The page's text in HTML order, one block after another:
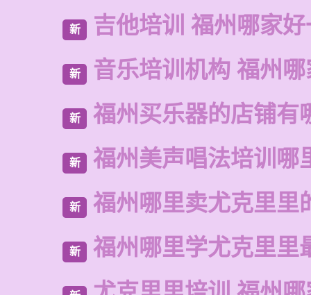
新 吉他培训 福州哪家
新 音乐培训机构 福州
新 福州买乐器的店铺有
新 福州美声唱法培训哪
新 福州哪里卖尤克里里
新 福州哪里学尤克里里